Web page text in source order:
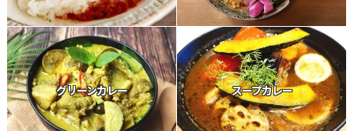
グリーンカレー スープカレー